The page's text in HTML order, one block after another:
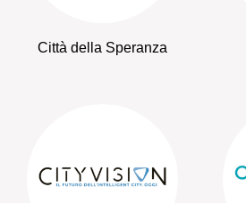
Città della Speranza